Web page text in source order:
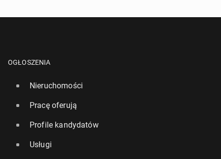
OGŁOSZENIA
Nieruchomości
Pracę oferują
Profile kandydatów
Usługi